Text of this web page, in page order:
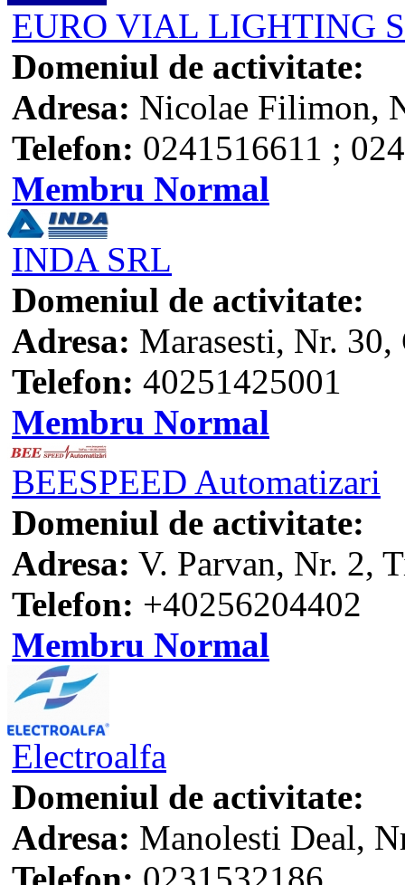
EURO VIAL LIGHTING
Domeniul de activitate:
Adresa: Nicolae Filimon,
Telefon: 0241516611 ;
Membru Normal
INDA SRL
Domeniul de activitate:
Adresa: Marasesti, Nr. 30,
Telefon: 40251425001
Membru Normal
BEESPEED Automatizari
Domeniul de activitate:
Adresa: V. Parvan, Nr. 2,
Telefon: +40256204402
Membru Normal
Electroalfa
Domeniul de activitate:
Adresa: Manolesti Deal,